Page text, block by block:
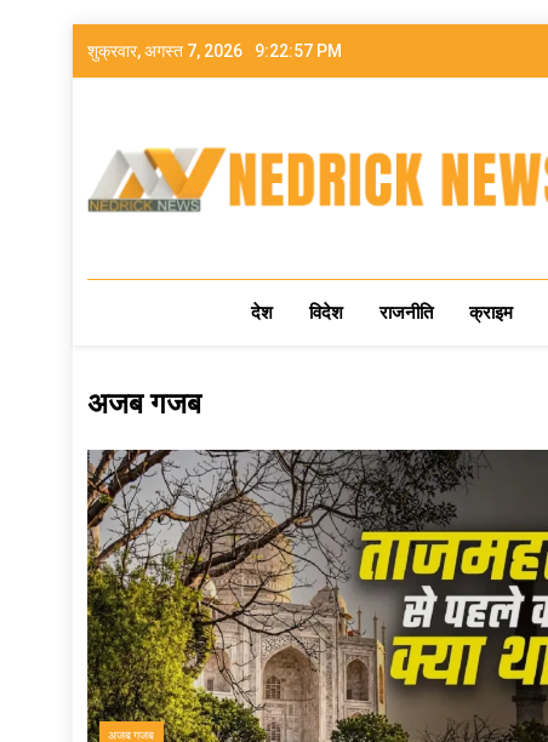
शुक्रवार, अगस्त 7, 2026 9:22:58 PM
NEDRICK NEWS
देश विदेश राजनीति क्राइम
अजब गजब
अजब गजब